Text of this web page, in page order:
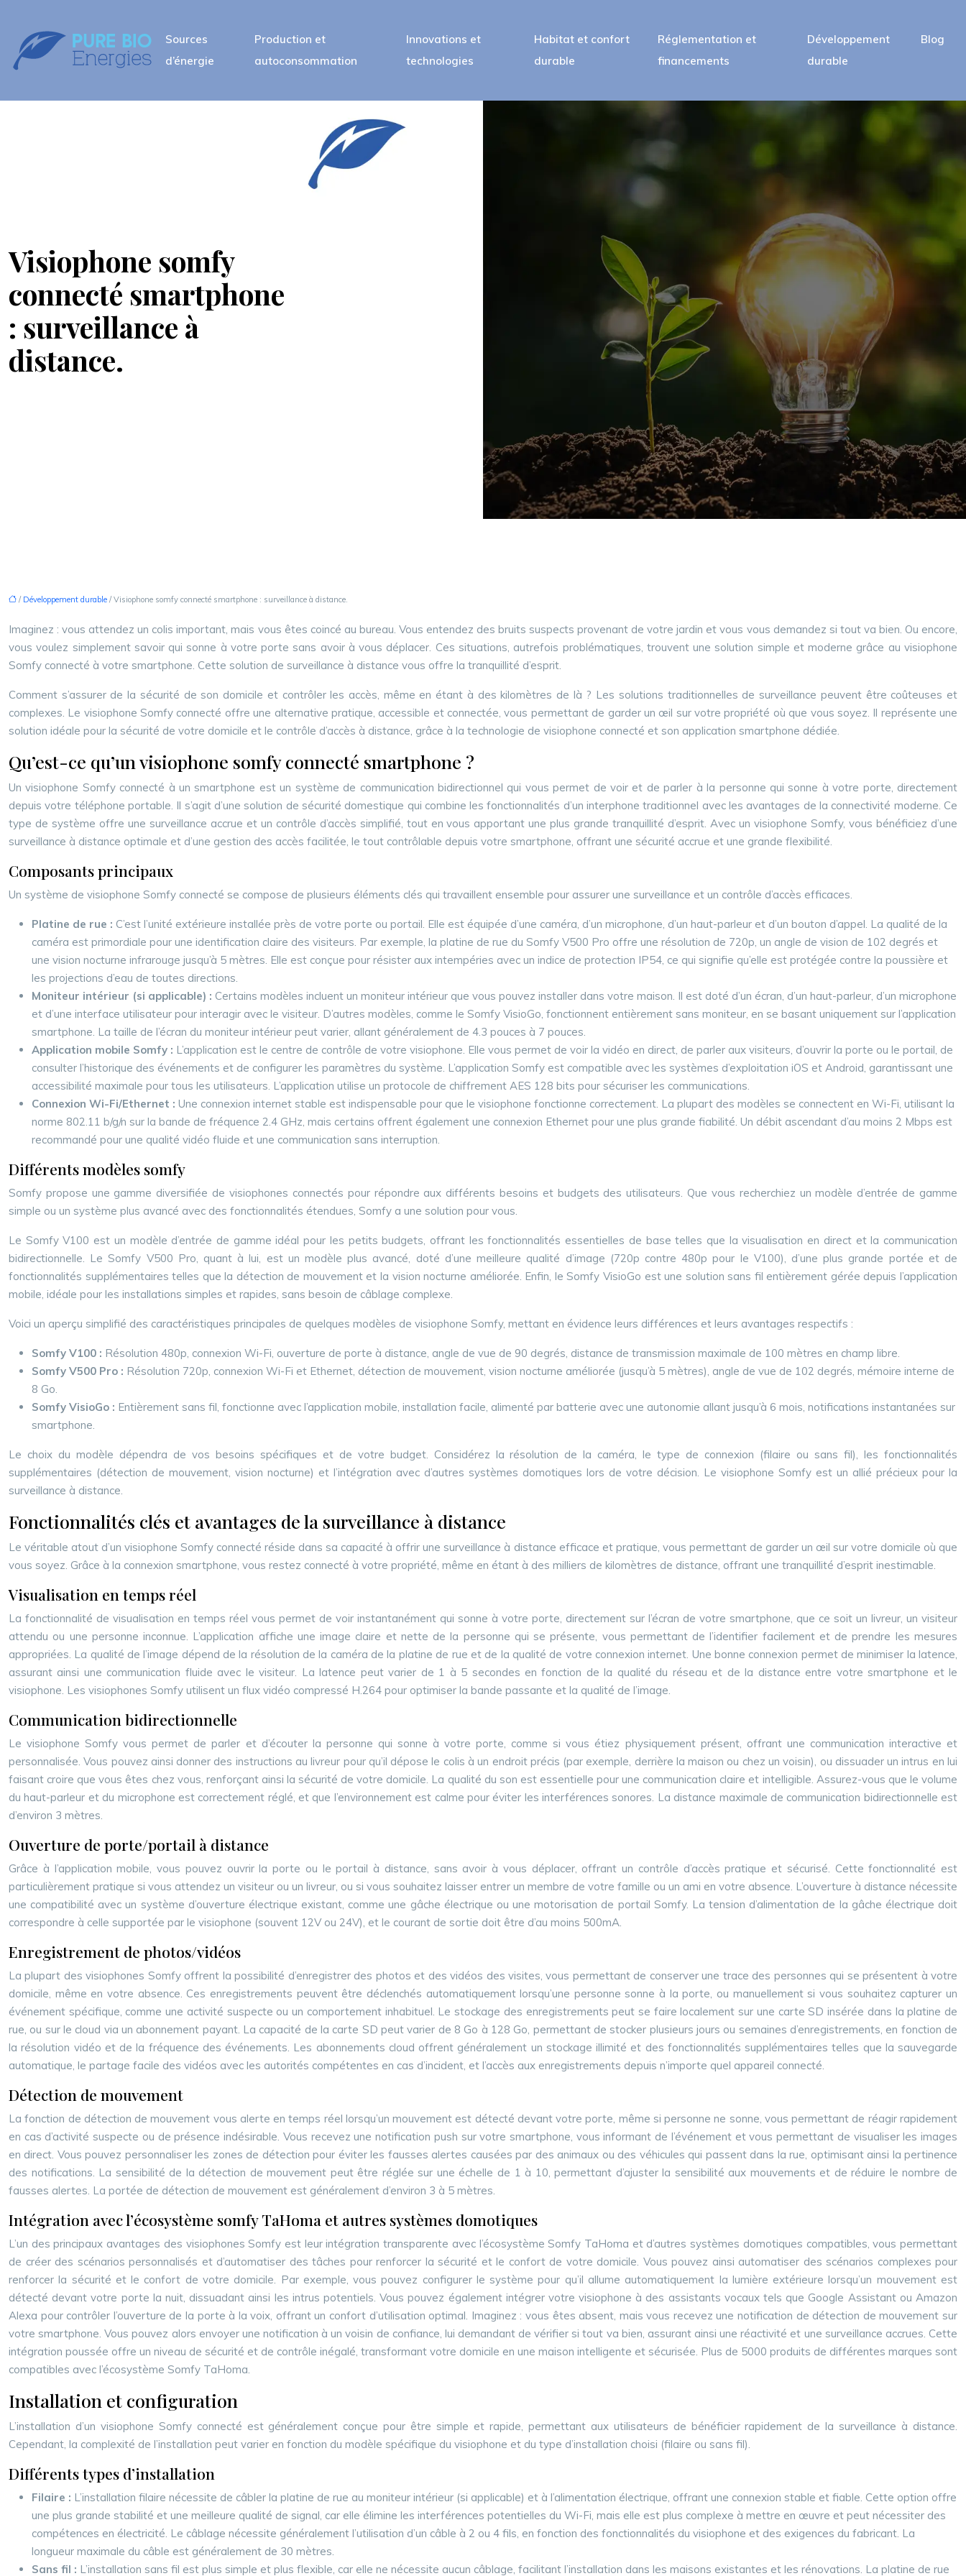
Sources
d’énergie
Production et
autoconsommation
Innovations et
technologies
Habitat et confort
durable
Réglementation et
financements
Développement
durable
Blog
Visiophone somfy
connecté smartphone
: surveillance à
distance.
/ Développement durable / Visiophone somfy connecté smartphone : surveillance à distance.
Imaginez : vous attendez un colis important, mais vous êtes coincé au bureau. Vous entendez des bruits suspects provenant de votre jardin et vous vous demandez si tout va bien. Ou encore,
vous voulez simplement savoir qui sonne à votre porte sans avoir à vous déplacer. Ces situations, autrefois problématiques, trouvent une solution simple et moderne grâce au visiophone
Somfy connecté à votre smartphone. Cette solution de surveillance à distance vous offre la tranquillité d’esprit.
Comment s’assurer de la sécurité de son domicile et contrôler les accès, même en étant à des kilomètres de là ? Les solutions traditionnelles de surveillance peuvent être coûteuses et
complexes. Le visiophone Somfy connecté offre une alternative pratique, accessible et connectée, vous permettant de garder un œil sur votre propriété où que vous soyez. Il représente une
solution idéale pour la sécurité de votre domicile et le contrôle d’accès à distance, grâce à la technologie de visiophone connecté et son application smartphone dédiée.
Qu’est-ce qu’un visiophone somfy connecté smartphone ?
Un visiophone Somfy connecté à un smartphone est un système de communication bidirectionnel qui vous permet de voir et de parler à la personne qui sonne à votre porte, directement
depuis votre téléphone portable. Il s’agit d’une solution de sécurité domestique qui combine les fonctionnalités d’un interphone traditionnel avec les avantages de la connectivité moderne. Ce
type de système offre une surveillance accrue et un contrôle d’accès simplifié, tout en vous apportant une plus grande tranquillité d’esprit. Avec un visiophone Somfy, vous bénéficiez d’une
surveillance à distance optimale et d’une gestion des accès facilitée, le tout contrôlable depuis votre smartphone, offrant une sécurité accrue et une grande flexibilité.
Composants principaux
Un système de visiophone Somfy connecté se compose de plusieurs éléments clés qui travaillent ensemble pour assurer une surveillance et un contrôle d’accès efficaces.
Platine de rue : C’est l’unité extérieure installée près de votre porte ou portail. Elle est équipée d’une caméra, d’un microphone, d’un haut-parleur et d’un bouton d’appel. La qualité de la
caméra est primordiale pour une identification claire des visiteurs. Par exemple, la platine de rue du Somfy V500 Pro offre une résolution de 720p, un angle de vision de 102 degrés et
une vision nocturne infrarouge jusqu’à 5 mètres. Elle est conçue pour résister aux intempéries avec un indice de protection IP54, ce qui signifie qu’elle est protégée contre la poussière et
les projections d’eau de toutes directions.
Moniteur intérieur (si applicable) : Certains modèles incluent un moniteur intérieur que vous pouvez installer dans votre maison. Il est doté d’un écran, d’un haut-parleur, d’un microphone
et d’une interface utilisateur pour interagir avec le visiteur. D’autres modèles, comme le Somfy VisioGo, fonctionnent entièrement sans moniteur, en se basant uniquement sur l’application
smartphone. La taille de l’écran du moniteur intérieur peut varier, allant généralement de 4.3 pouces à 7 pouces.
Application mobile Somfy : L’application est le centre de contrôle de votre visiophone. Elle vous permet de voir la vidéo en direct, de parler aux visiteurs, d’ouvrir la porte ou le portail, de
consulter l’historique des événements et de configurer les paramètres du système. L’application Somfy est compatible avec les systèmes d’exploitation iOS et Android, garantissant une
accessibilité maximale pour tous les utilisateurs. L’application utilise un protocole de chiffrement AES 128 bits pour sécuriser les communications.
Connexion Wi-Fi/Ethernet : Une connexion internet stable est indispensable pour que le visiophone fonctionne correctement. La plupart des modèles se connectent en Wi-Fi, utilisant la
norme 802.11 b/g/n sur la bande de fréquence 2.4 GHz, mais certains offrent également une connexion Ethernet pour une plus grande fiabilité. Un débit ascendant d’au moins 2 Mbps est
recommandé pour une qualité vidéo fluide et une communication sans interruption.
Différents modèles somfy
Somfy propose une gamme diversifiée de visiophones connectés pour répondre aux différents besoins et budgets des utilisateurs. Que vous recherchiez un modèle d’entrée de gamme
simple ou un système plus avancé avec des fonctionnalités étendues, Somfy a une solution pour vous.
Le Somfy V100 est un modèle d’entrée de gamme idéal pour les petits budgets, offrant les fonctionnalités essentielles de base telles que la visualisation en direct et la communication
bidirectionnelle. Le Somfy V500 Pro, quant à lui, est un modèle plus avancé, doté d’une meilleure qualité d’image (720p contre 480p pour le V100), d’une plus grande portée et de
fonctionnalités supplémentaires telles que la détection de mouvement et la vision nocturne améliorée. Enfin, le Somfy VisioGo est une solution sans fil entièrement gérée depuis l’application
mobile, idéale pour les installations simples et rapides, sans besoin de câblage complexe.
Voici un aperçu simplifié des caractéristiques principales de quelques modèles de visiophone Somfy, mettant en évidence leurs différences et leurs avantages respectifs :
Somfy V100 : Résolution 480p, connexion Wi-Fi, ouverture de porte à distance, angle de vue de 90 degrés, distance de transmission maximale de 100 mètres en champ libre.
Somfy V500 Pro : Résolution 720p, connexion Wi-Fi et Ethernet, détection de mouvement, vision nocturne améliorée (jusqu’à 5 mètres), angle de vue de 102 degrés, mémoire interne de
8 Go.
Somfy VisioGo : Entièrement sans fil, fonctionne avec l’application mobile, installation facile, alimenté par batterie avec une autonomie allant jusqu’à 6 mois, notifications instantanées sur
smartphone.
Le choix du modèle dépendra de vos besoins spécifiques et de votre budget. Considérez la résolution de la caméra, le type de connexion (filaire ou sans fil), les fonctionnalités
supplémentaires (détection de mouvement, vision nocturne) et l’intégration avec d’autres systèmes domotiques lors de votre décision. Le visiophone Somfy est un allié précieux pour la
surveillance à distance.
Fonctionnalités clés et avantages de la surveillance à distance
Le véritable atout d’un visiophone Somfy connecté réside dans sa capacité à offrir une surveillance à distance efficace et pratique, vous permettant de garder un œil sur votre domicile où que
vous soyez. Grâce à la connexion smartphone, vous restez connecté à votre propriété, même en étant à des milliers de kilomètres de distance, offrant une tranquillité d’esprit inestimable.
Visualisation en temps réel
La fonctionnalité de visualisation en temps réel vous permet de voir instantanément qui sonne à votre porte, directement sur l’écran de votre smartphone, que ce soit un livreur, un visiteur
attendu ou une personne inconnue. L’application affiche une image claire et nette de la personne qui se présente, vous permettant de l’identifier facilement et de prendre les mesures
appropriées. La qualité de l’image dépend de la résolution de la caméra de la platine de rue et de la qualité de votre connexion internet. Une bonne connexion permet de minimiser la latence,
assurant ainsi une communication fluide avec le visiteur. La latence peut varier de 1 à 5 secondes en fonction de la qualité du réseau et de la distance entre votre smartphone et le
visiophone. Les visiophones Somfy utilisent un flux vidéo compressé H.264 pour optimiser la bande passante et la qualité de l’image.
Communication bidirectionnelle
Le visiophone Somfy vous permet de parler et d’écouter la personne qui sonne à votre porte, comme si vous étiez physiquement présent, offrant une communication interactive et
personnalisée. Vous pouvez ainsi donner des instructions au livreur pour qu’il dépose le colis à un endroit précis (par exemple, derrière la maison ou chez un voisin), ou dissuader un intrus en lui
faisant croire que vous êtes chez vous, renforçant ainsi la sécurité de votre domicile. La qualité du son est essentielle pour une communication claire et intelligible. Assurez-vous que le volume
du haut-parleur et du microphone est correctement réglé, et que l’environnement est calme pour éviter les interférences sonores. La distance maximale de communication bidirectionnelle est
d’environ 3 mètres.
Ouverture de porte/portail à distance
Grâce à l’application mobile, vous pouvez ouvrir la porte ou le portail à distance, sans avoir à vous déplacer, offrant un contrôle d’accès pratique et sécurisé. Cette fonctionnalité est
particulièrement pratique si vous attendez un visiteur ou un livreur, ou si vous souhaitez laisser entrer un membre de votre famille ou un ami en votre absence. L’ouverture à distance nécessite
une compatibilité avec un système d’ouverture électrique existant, comme une gâche électrique ou une motorisation de portail Somfy. La tension d’alimentation de la gâche électrique doit
correspondre à celle supportée par le visiophone (souvent 12V ou 24V), et le courant de sortie doit être d’au moins 500mA.
Enregistrement de photos/vidéos
La plupart des visiophones Somfy offrent la possibilité d’enregistrer des photos et des vidéos des visites, vous permettant de conserver une trace des personnes qui se présentent à votre
domicile, même en votre absence. Ces enregistrements peuvent être déclenchés automatiquement lorsqu’une personne sonne à la porte, ou manuellement si vous souhaitez capturer un
événement spécifique, comme une activité suspecte ou un comportement inhabituel. Le stockage des enregistrements peut se faire localement sur une carte SD insérée dans la platine de
rue, ou sur le cloud via un abonnement payant. La capacité de la carte SD peut varier de 8 Go à 128 Go, permettant de stocker plusieurs jours ou semaines d’enregistrements, en fonction de
la résolution vidéo et de la fréquence des événements. Les abonnements cloud offrent généralement un stockage illimité et des fonctionnalités supplémentaires telles que la sauvegarde
automatique, le partage facile des vidéos avec les autorités compétentes en cas d’incident, et l’accès aux enregistrements depuis n’importe quel appareil connecté.
Détection de mouvement
La fonction de détection de mouvement vous alerte en temps réel lorsqu’un mouvement est détecté devant votre porte, même si personne ne sonne, vous permettant de réagir rapidement
en cas d’activité suspecte ou de présence indésirable. Vous recevez une notification push sur votre smartphone, vous informant de l’événement et vous permettant de visualiser les images
en direct. Vous pouvez personnaliser les zones de détection pour éviter les fausses alertes causées par des animaux ou des véhicules qui passent dans la rue, optimisant ainsi la pertinence
des notifications. La sensibilité de la détection de mouvement peut être réglée sur une échelle de 1 à 10, permettant d’ajuster la sensibilité aux mouvements et de réduire le nombre de
fausses alertes. La portée de détection de mouvement est généralement d’environ 3 à 5 mètres.
Intégration avec l’écosystème somfy TaHoma et autres systèmes domotiques
L’un des principaux avantages des visiophones Somfy est leur intégration transparente avec l’écosystème Somfy TaHoma et d’autres systèmes domotiques compatibles, vous permettant
de créer des scénarios personnalisés et d’automatiser des tâches pour renforcer la sécurité et le confort de votre domicile. Vous pouvez ainsi automatiser des scénarios complexes pour
renforcer la sécurité et le confort de votre domicile. Par exemple, vous pouvez configurer le système pour qu’il allume automatiquement la lumière extérieure lorsqu’un mouvement est
détecté devant votre porte la nuit, dissuadant ainsi les intrus potentiels. Vous pouvez également intégrer votre visiophone à des assistants vocaux tels que Google Assistant ou Amazon
Alexa pour contrôler l’ouverture de la porte à la voix, offrant un confort d’utilisation optimal. Imaginez : vous êtes absent, mais vous recevez une notification de détection de mouvement sur
votre smartphone. Vous pouvez alors envoyer une notification à un voisin de confiance, lui demandant de vérifier si tout va bien, assurant ainsi une réactivité et une surveillance accrues. Cette
intégration poussée offre un niveau de sécurité et de contrôle inégalé, transformant votre domicile en une maison intelligente et sécurisée. Plus de 5000 produits de différentes marques sont
compatibles avec l’écosystème Somfy TaHoma.
Installation et configuration
L’installation d’un visiophone Somfy connecté est généralement conçue pour être simple et rapide, permettant aux utilisateurs de bénéficier rapidement de la surveillance à distance.
Cependant, la complexité de l’installation peut varier en fonction du modèle spécifique du visiophone et du type d’installation choisi (filaire ou sans fil).
Différents types d’installation
Filaire : L’installation filaire nécessite de câbler la platine de rue au moniteur intérieur (si applicable) et à l’alimentation électrique, offrant une connexion stable et fiable. Cette option offre
une plus grande stabilité et une meilleure qualité de signal, car elle élimine les interférences potentielles du Wi-Fi, mais elle est plus complexe à mettre en œuvre et peut nécessiter des
compétences en électricité. Le câblage nécessite généralement l’utilisation d’un câble à 2 ou 4 fils, en fonction des fonctionnalités du visiophone et des exigences du fabricant. La
longueur maximale du câble est généralement de 30 mètres.
Sans fil : L’installation sans fil est plus simple et plus flexible, car elle ne nécessite aucun câblage, facilitant l’installation dans les maisons existantes et les rénovations. La platine de rue